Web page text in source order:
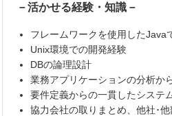
－活かせる経験・知識－
フレームワークを使用したJava
Unix環境での開発経験
DBの論理設計
業務アプリケーションの分析か
要件定義からの一貫したシステ
協力会社の取りまとめ、他社･